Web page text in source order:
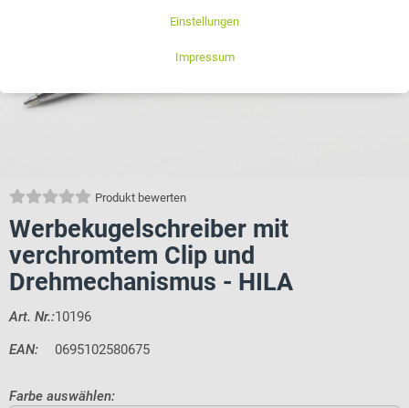
Produkt bewerten
Werbekugelschreiber mit
verchromtem Clip und
Drehmechanismus - HILA
Art. Nr.:10196
EAN: 0695102580675
Farbe auswählen: